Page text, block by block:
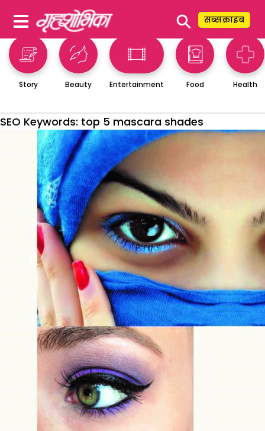
⚲ सब्सक्राइब
Story Beauty Entertainment Food Health
SEO Keywords: top 5 mascara shades